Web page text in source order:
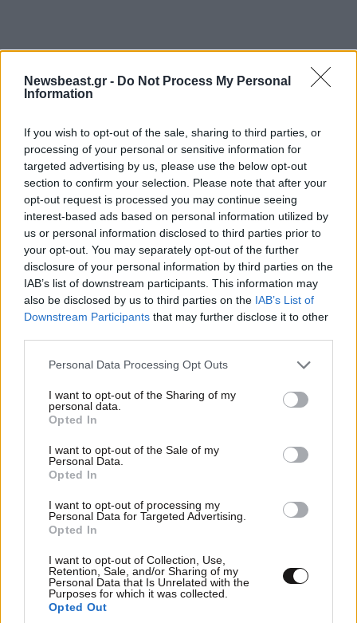
Newsbeast.gr - Do Not Process My Personal
Information
If you wish to opt-out of the sale, sharing to third parties, or
processing of your personal or sensitive information for
targeted advertising by us, please use the below opt-out
section to confirm your selection. Please note that after your
opt-out request is processed you may continue seeing
interest-based ads based on personal information utilized by
us or personal information disclosed to third parties prior to
your opt-out. You may separately opt-out of the further
disclosure of your personal information by third parties on the
IAB’s list of downstream participants. This information may
also be disclosed by us to third parties on the IAB’s List of
Downstream Participants that may further disclose it to other
Please note that this website/app uses one or more Google
not limited to your visit or usage behaviour. You may click to
grant or deny consent to Google and its third-party tags to
use your data for below specified purposes in below Google
consent section.
Personal Data Processing Opt Outs
I want to opt-out of the Sharing of my
personal data.
Opted In
I want to opt-out of the Sale of my
Personal Data.
Opted In
I want to opt-out of processing my
Personal Data for Targeted Advertising.
Opted In
I want to opt-out of Collection, Use,
Retention, Sale, and/or Sharing of my
Personal Data that Is Unrelated with the
Purposes for which it was collected.
Opted Out
Ακολουθήστε το στο
Google News
ΣΧΌΛΙΑ ΑΝΑΓΝΩΣΤΏΝ
ΠΡΟΣΘΕΣΤΕ ΤΟ ΣΧΟΛΙΟ ΣΑΣ